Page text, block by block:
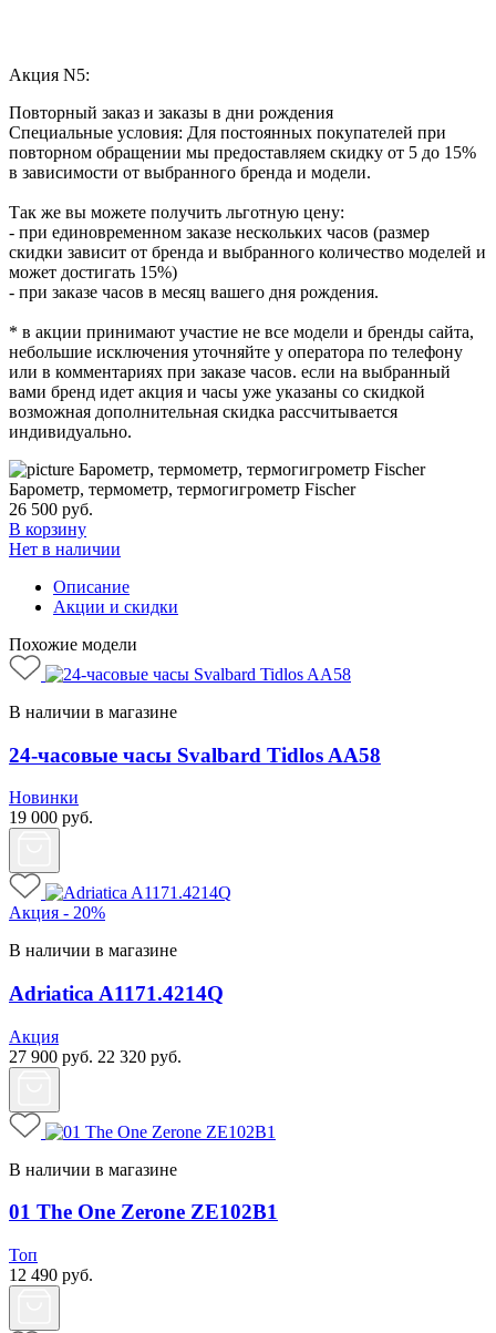
Акция N5:
Повторный заказ и заказы в дни рождения
Специальные условия: Для постоянных покупателей при
повторном обращении мы предоставляем скидку от 5 до 15%
в зависимости от выбранного бренда и модели.
Так же вы можете получить льготную цену:
- при единовременном заказе нескольких часов (размер
скидки зависит от бренда и выбранного количество моделей и
может достигать 15%)
- при заказе часов в месяц вашего дня рождения.
* в акции принимают участие не все модели и бренды сайта,
небольшие исключения уточняйте у оператора по телефону
или в комментариях при заказе часов. если на выбранный
вами бренд идет акция и часы уже указаны со скидкой
возможная дополнительная скидка рассчитывается
индивидуально.
Барометр, термометр, термогигрометр Fischer
26 500 руб.
В корзину
Нет в наличии
Описание
Акции и скидки
Похожие модели
В наличии в магазине
24-часовые часы Svalbard Tidlos AA58
Новинки
19 000 руб.
Акция - 20%
В наличии в магазине
Adriatica A1171.4214Q
Акция
27 900 руб. 22 320 руб.
В наличии в магазине
01 The One Zerone ZE102B1
Топ
12 490 руб.